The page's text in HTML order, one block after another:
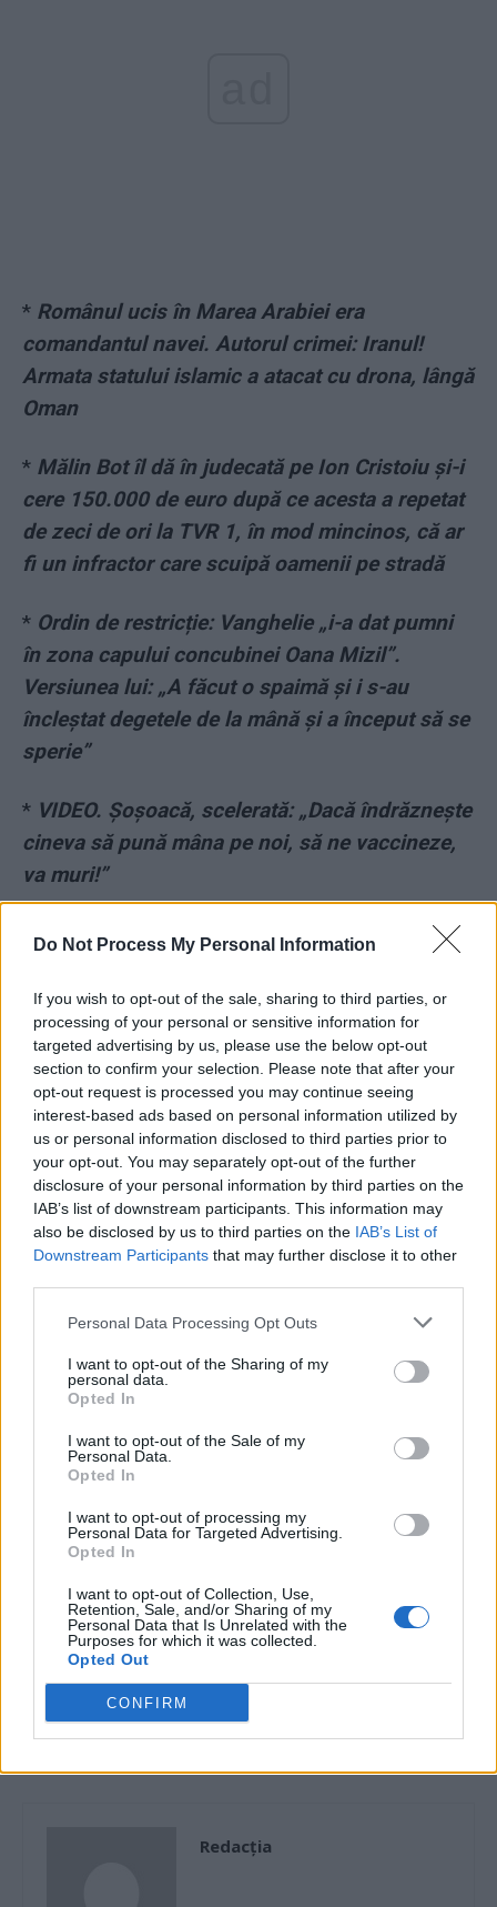
Do Not Process My Personal Information
If you wish to opt-out of the sale, sharing to third parties, or
processing of your personal or sensitive information for
targeted advertising by us, please use the below opt-out
section to confirm your selection. Please note that after your
opt-out request is processed you may continue seeing
interest-based ads based on personal information utilized by
us or personal information disclosed to third parties prior to
your opt-out. You may separately opt-out of the further
disclosure of your personal information by third parties on the
IAB’s list of downstream participants. This information may
also be disclosed by us to third parties on the IAB’s List of
Downstream Participants that may further disclose it to other
Personal Data Processing Opt Outs
I want to opt-out of the Sharing of my
personal data.
Opted In
I want to opt-out of the Sale of my
Personal Data.
Opted In
I want to opt-out of processing my
Personal Data for Targeted Advertising.
Opted In
I want to opt-out of Collection, Use,
Retention, Sale, and/or Sharing of my
Personal Data that Is Unrelated with the
Purposes for which it was collected.
Opted Out
CONFIRM
* Românul ucis în Marea Arabiei era
comandantul navei. Autorul crimei: Iranul!
Armata statului islamic a atacat cu drona, lângă
Oman
* Mălin Bot îl dă în judecată pe Ion Cristoiu și-i
cere 150.000 de euro după ce acesta a repetat
de zeci de ori la TVR 1, în mod mincinos, că ar
fi un infractor care scuipă oamenii pe stradă
* Ordin de restricție: Vanghelie „i-a dat pumni
în zona capului concubinei Oana Mizil”.
Versiunea lui: „A făcut o spaimă și i s-au
încleștat degetele de la mână și a început să se
sperie”
* VIDEO. Șoșoacă, scelerată: „Dacă îndrăznește
cineva să pună mâna pe noi, să ne vaccineze,
va muri!”
*Cele 4 pensii speciale ale lui Valer Dorneanu:
17.200 de euro
*Cea mai rușinoasă zi din istoria fotbalului
românesc: FCSB, CSU Craiova și Sepsi,
eliminate de echipe din Kazahstan, Albania și
Slovacia! Pentru asta a fost boicotată
Olimpiada?!
- Advertisement -
copil mort
Articolul precedent
România a atins ținta de 5
milioane de vaccinați, cu
prima doză, cu două luni
întârziere. Premierul Cîțu o
anunțase pentru 1 iunie
VIDEO. Oana Lovin,
vuvuzeaua rusofilă, l-a hărțuit
acasă…”
Redacţia